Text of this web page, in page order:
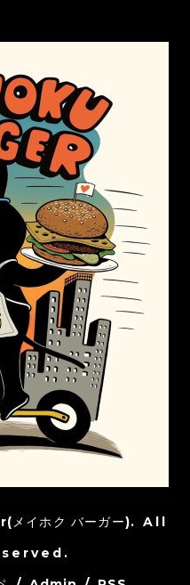
イホク バーガー). All